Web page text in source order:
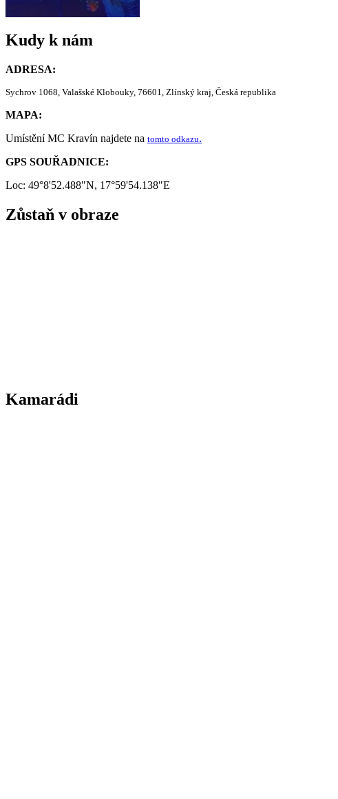
Kudy k nám
ADRESA:
Sychrov 1068, Valašské Klobouky, 76601, Zlínský kraj, Česká republika
MAPA:
Umístění MC Kravín najdete na tomto odkazu.
GPS SOUŘADNICE:
Loc: 49°8'52.488"N, 17°59'54.138"E
Zůstaň v obraze
Kamarádi